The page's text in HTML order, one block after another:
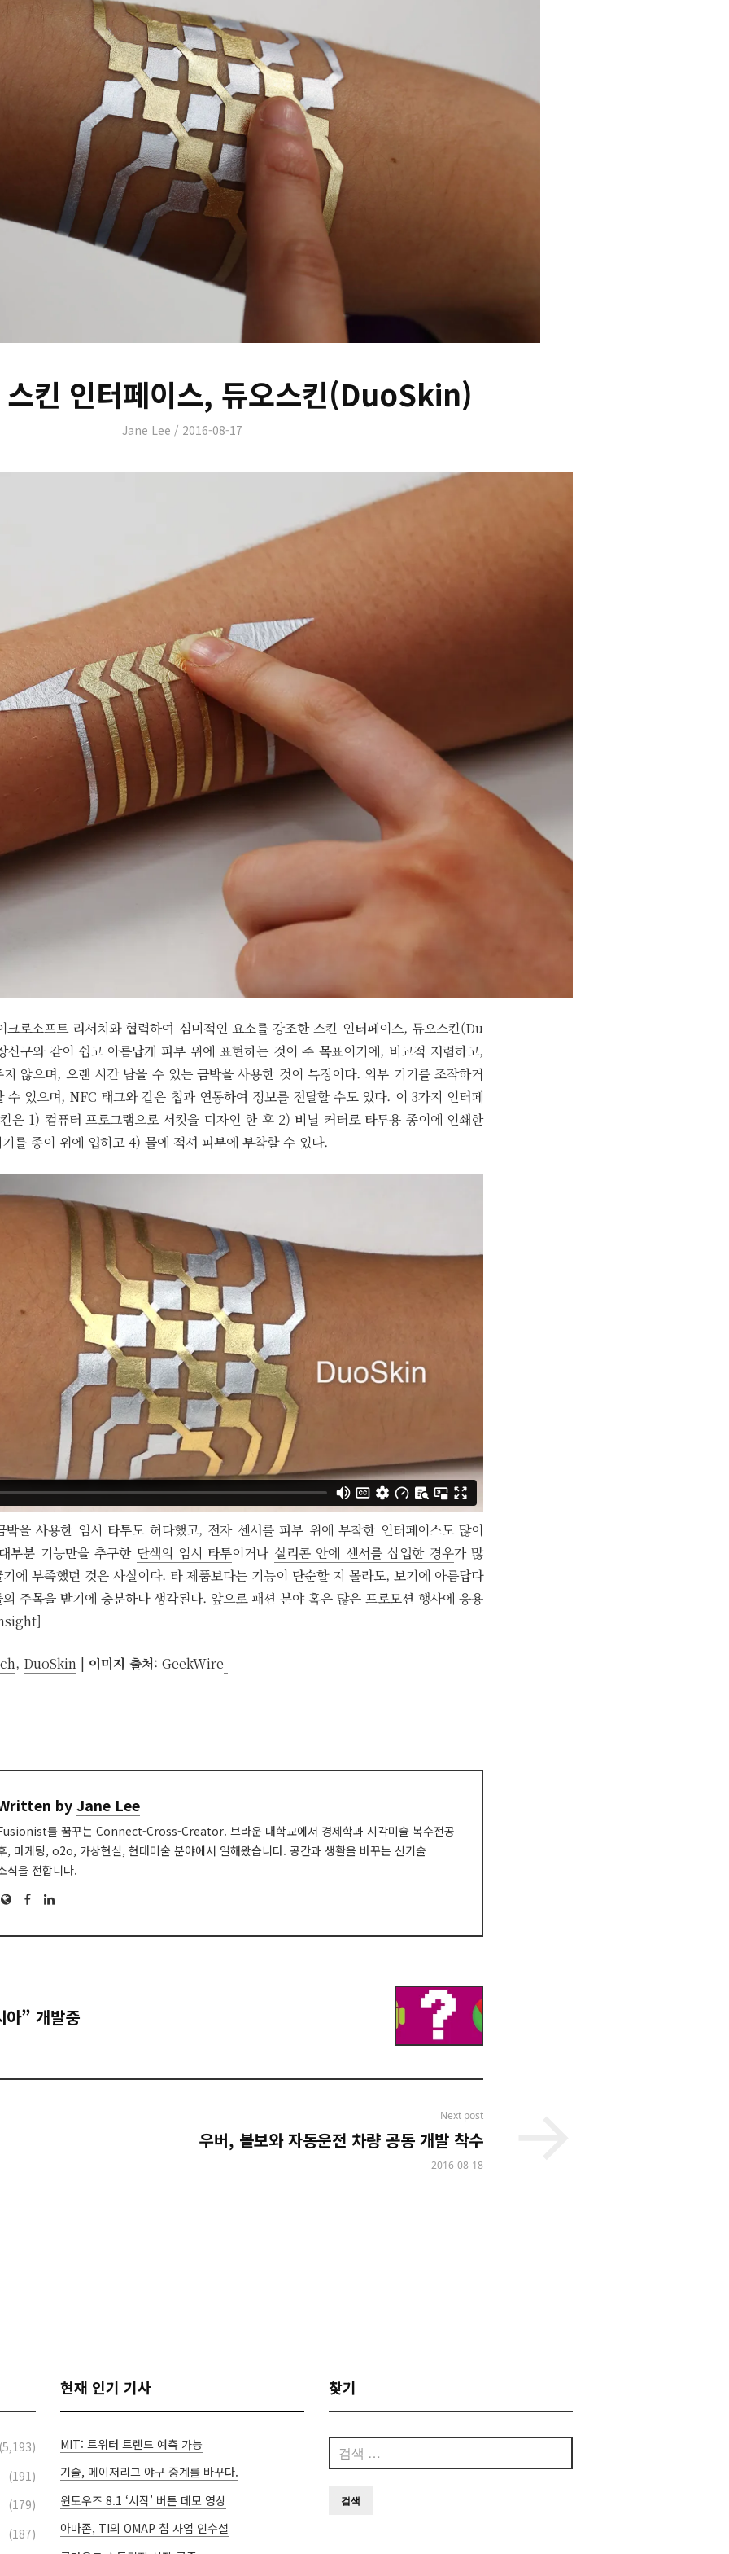
스킨 인터페이스, 듀오스킨(DuoSkin)
Author
Jane Lee
Posted
2016-08-17
크로소프트 리서치와 협력하여 심미적인 요소를 강조한 스킨 인터페이스, 듀오스킨(Du
신구와 같이 쉽고 아름답게 피부 위에 표현하는 것이 주 목표이기에, 비교적 저렴하고,
않으며, 오랜 시간 남을 수 있는 금박을 사용한 것이 특징이다. 외부 기기를 조작하거
수 있으며, NFC 태그와 같은 칩과 연동하여 정보를 전달할 수도 있다. 이 3가지 인터페
은 1) 컴퓨터 프로그램으로 서킷을 디자인 한 후 2) 비닐 커터로 타투용 종이에 인쇄한
를 종이 위에 입히고 4) 물에 적셔 피부에 부착할 수 있다.
을 사용한 임시 타투도 허다했고, 전자 센서를 피부 위에 부착한 인터페이스도 많이
부분 기능만을 추구한 단색의 임시 타투이거나 실리콘 안에 센서를 삽입한 경우가 많
에 부족했던 것은 사실이다. 타 제품보다는 기능이 단순할 지 몰라도, 보기에 아름답다
주목을 받기에 충분하다 생각된다. 앞으로 패션 분야 혹은 많은 프로모션 행사에 응용
, DuoSkin | 이미지 출처: GeekWire
byJane Lee
를 꿈꾸는 Connect-Cross-Creator. 브라운 대학교에서 경제학과 시각미술 복수전공
, 마케팅, o2o, 가상현실, 현대미술 분야에서 일해왔습니다. 공간과 생활을 바꾸는 신기술
식을 전합니다.
WebsiteFacebook
LinkedIn
” 개발중
Next post
우버, 볼보와 자동운전 차량 공동 개발 착수
2016-08-18
(191)
(179)
(187)
현재 인기 기사
MIT: 트위터 트렌드 예측 가능
기술, 메이저리그 야구 중계를 바꾸다.
윈도우즈 8.1 ‘시작’ 버튼 데모 영상
아마존, TI의 OMAP 칩 사업 인수설
찾기
색: